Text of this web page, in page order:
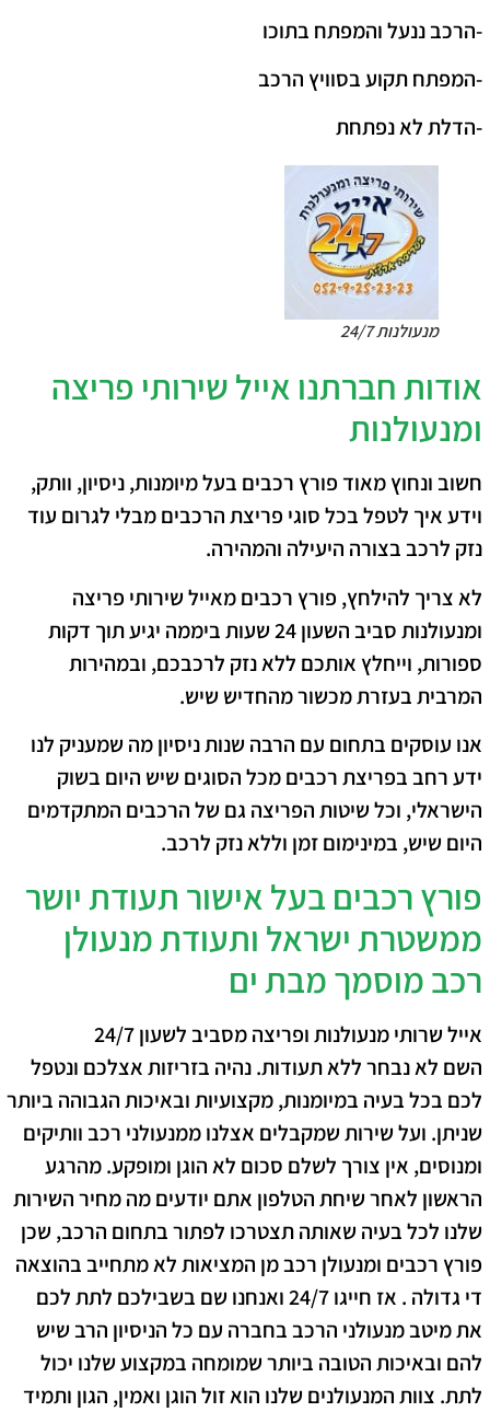
-הרכב ננעל והמפתח בתוכו
-המפתח תקוע בסוויץ הרכב
-הדלת לא נפתחת
מנעולנות 24/7
אודות חברתנו אייל שירותי פריצה
ומנעולנות
חשוב ונחוץ מאוד פורץ רכבים בעל מיומנות, ניסיון, וותק,
וידע איך לטפל בכל סוגי פריצת הרכבים מבלי לגרום עוד
נזק לרכב בצורה היעילה והמהירה.
לא צריך להילחץ, פורץ רכבים מאייל שירותי פריצה
ומנעולנות סביב השעון 24 שעות ביממה יגיע תוך דקות
ספורות, וייחלץ אותכם ללא נזק לרכבכם, ובמהירות
המרבית בעזרת מכשור מהחדיש שיש.
אנו עוסקים בתחום עם הרבה שנות ניסיון מה שמעניק לנו
ידע רחב בפריצת רכבים מכל הסוגים שיש היום בשוק
הישראלי, וכל שיטות הפריצה גם של הרכבים המתקדמים
היום שיש, במינימום זמן וללא נזק לרכב.
פורץ רכבים בעל אישור תעודת יושר
ממשטרת ישראל ותעודת מנעולן
רכב מוסמך מבת ים
אייל שרותי מנעולנות ופריצה מסביב לשעון 24/7
השם לא נבחר ללא תעודות. נהיה בזריזות אצלכם ונטפל
לכם בכל בעיה במיומנות, מקצועיות ובאיכות הגבוהה ביותר
שניתן. ועל שירות שמקבלים אצלנו ממנעולני רכב וותיקים
ומנוסים, אין צורך לשלם סכום לא הוגן ומופקע. מהרגע
הראשון לאחר שיחת הטלפון אתם יודעים מה מחיר השירות
שלנו לכל בעיה שאותה תצטרכו לפתור בתחום הרכב, שכן
פורץ רכבים ומנעולן רכב מן המציאות לא מתחייב בהוצאה
די גדולה . אז חייגו 24/7 ואנחנו שם בשבילכם לתת לכם
את מיטב מנעולני הרכב בחברה עם כל הניסיון הרב שיש
להם ובאיכות הטובה ביותר שמומחה במקצוע שלנו יכול
לתת. צוות המנעולנים שלנו הוא זול הוגן ואמין, הגון ותמיד